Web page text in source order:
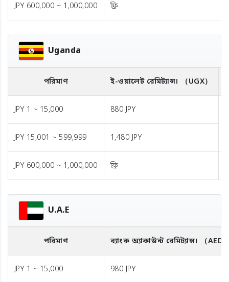
JPY 600,000 ~ 1,000,000 ফ্রি
Uganda
পরিমাণ ই-ওয়ালেট রেমিট্যান্স। （UGX）
JPY 1 ~ 15,000
880 JPY
JPY 15,001 ~ 599,999
1,480 JPY
JPY 600,000 ~ 1,000,000 ফ্রি
U.A.E
পরিমাণ ব্যাংক অ্যাকাউন্ট রেমিট্যান্স। （AED
JPY 1 ~ 15,000 980 JPY